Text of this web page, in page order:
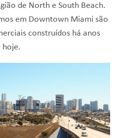
de North e South Beach.
em Downtown Miami são
construídos há anos
hoje.